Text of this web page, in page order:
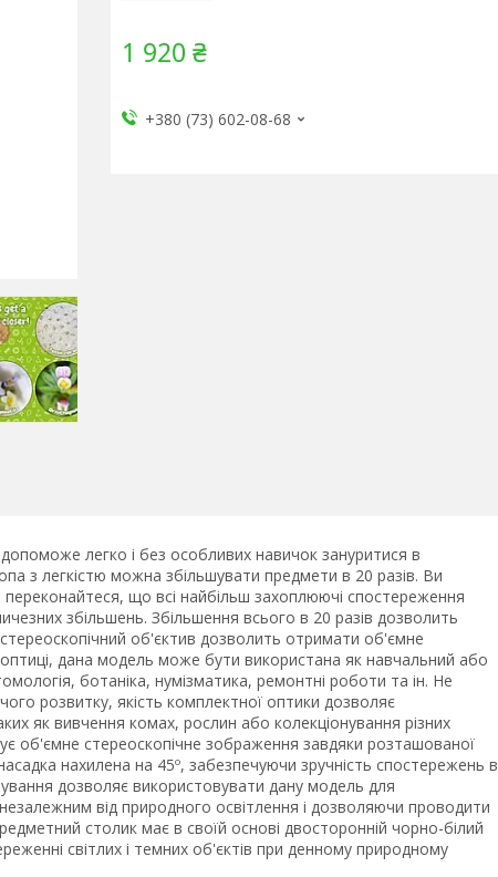
1 920 ₴
+380 (73) 602-08-68
допоможе легко і без особливих навичок зануритися в
з легкістю можна збільшувати предмети в 20 разів. Ви
що всі найбільш захоплюючі спостереження
збільшень. Збільшення всього в 20 разів дозволить
стереоскопічний об'єктив дозволить отримати об'ємне
дана модель може бути використана як навчальний або
ботаніка, нумізматика, ремонтні роботи та ін. Не
розвитку, якість комплектної оптики дозволяє
як вивчення комах, рослин або колекціонування різних
об'ємне стереоскопічне зображення завдяки розташованої
нахилена на 45º, забезпечуючи зручність спостережень в
дозволяє використовувати дану модель для
від природного освітлення і дозволяючи проводити
столик має в своїй основі двосторонній чорно-білий
світлих і темних об'єктів при денному природному